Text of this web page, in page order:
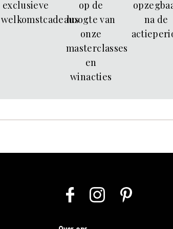
exclusieve
welkomstcadeaus
op de
hoogte van
onze
masterclasses
en
winacties
na de